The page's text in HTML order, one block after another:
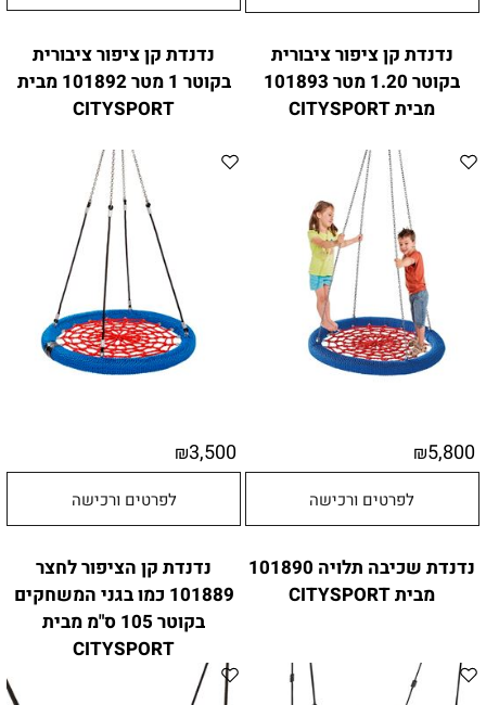
נדנדת קן ציפור ציבורית
בקוטר 1.20 מטר 101893
מבית CITYSPORT
₪5,800
לפרטים ורכישה
נדנדת קן ציפור ציבורית
בקוטר 1 מטר 101892 מבית
CITYSPORT
₪3,500
לפרטים ורכישה
נדנדת שכיבה תלויה 101890
מבית CITYSPORT
נדנדת קן הציפור לחצר
101889 כמו בגני המשחקים
בקוטר 105 ס"מ מבית
CITYSPORT